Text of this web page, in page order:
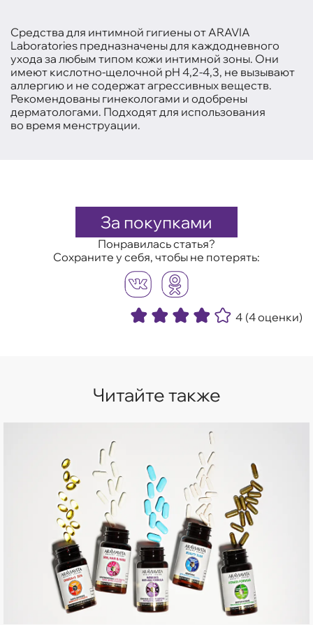
Средства для интимной гигиены от ARAVIA
Laboratories предназначены для каждодневного
ухода за любым типом кожи интимной зоны. Они
имеют кислотно-щелочной pH 4,2-4,3, не вызывают
аллергию и не содержат агрессивных веществ.
Рекомендованы гинекологами и одобрены
дерматологами. Подходят для использования
во время менструации.
За покупками
Понравилась статья?
Сохраните у себя, чтобы не потерять:
4 (4 оценки)
Читайте также